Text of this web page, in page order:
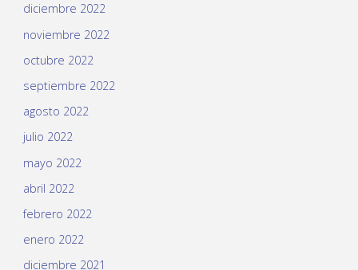
diciembre 2022
noviembre 2022
octubre 2022
septiembre 2022
agosto 2022
julio 2022
mayo 2022
abril 2022
febrero 2022
enero 2022
diciembre 2021